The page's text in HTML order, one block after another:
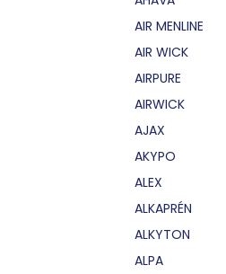
AIR MENLINE
AIR WICK
AIRPURE
AIRWICK
AJAX
AKYPO
ALEX
ALKAPRÉN
ALKYTON
ALPA